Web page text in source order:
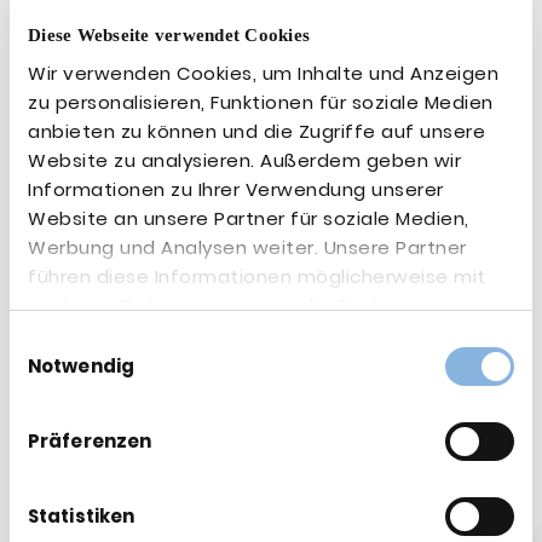
Diese Webseite verwendet Cookies
Wir verwenden Cookies, um Inhalte und Anzeigen
zu personalisieren, Funktionen für soziale Medien
anbieten zu können und die Zugriffe auf unsere
Website zu analysieren. Außerdem geben wir
Informationen zu Ihrer Verwendung unserer
Website an unsere Partner für soziale Medien,
Werbung und Analysen weiter. Unsere Partner
führen diese Informationen möglicherweise mit
weiteren Daten zusammen, die Sie ihnen
Nutzung der Dienste gesammelt haben.
Notwendig
Präferenzen
Statistiken
Weitere Beiträge: